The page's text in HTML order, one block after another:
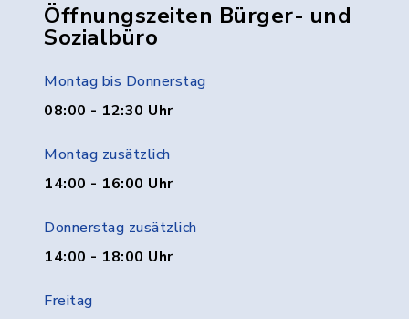
Öffnungszeiten Bürger- und
Sozialbüro
Montag bis Donnerstag
08:00 - 12:30 Uhr
Montag zusätzlich
14:00 - 16:00 Uhr
Donnerstag zusätzlich
14:00 - 18:00 Uhr
Freitag